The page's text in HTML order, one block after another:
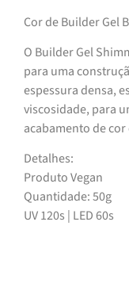
Cor de Builder Gel
O Builder Gel
para uma
espessura densa,
viscosidade, para
acabamento de
Detalhes:
Produto Vegan
Quantidade: 50g
UV 120s | LED 60s